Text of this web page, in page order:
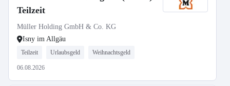
Teilzeit
Müller Holding GmbH & Co. KG
Isny im Allgäu
Teilzeit Urlaubsgeld Weihnachtsgeld
06.08.2026